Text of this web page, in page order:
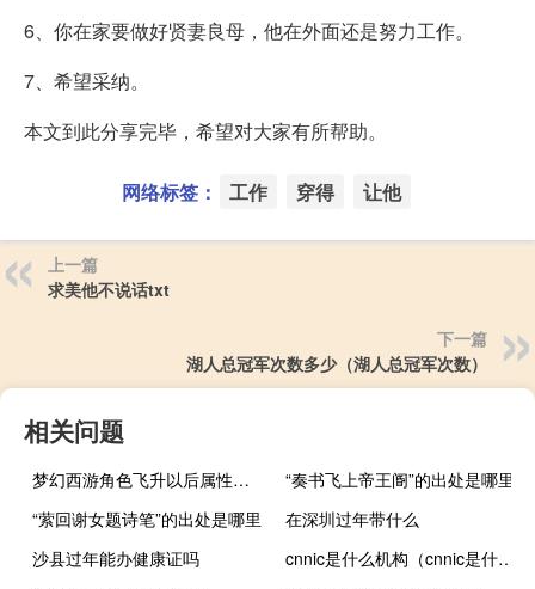
6、你在家要做好贤妻良母，他在外面还是努力工作。
7、希望采纳。
本文到此分享完毕，希望对大家有所帮助。
网络标签： 工作 穿得 让他
上一篇
求美他不说话txt
下一篇
湖人总冠军次数多少（湖人总冠军次数）
相关问题
梦幻西游角色飞升以后属性点是否可以重新分配
“奏书飞上帝王阍”的出处是哪里
“萦回谢女题诗笔”的出处是哪里
在深圳过年带什么
沙县过年能办健康证吗
cnnic是什么机构（cnnic是什么）